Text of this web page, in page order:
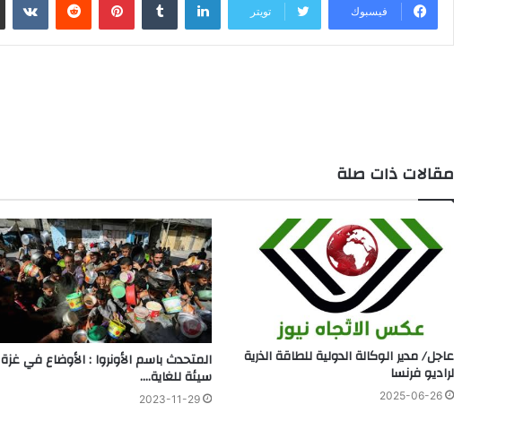
فيسبوك تويتر
مقالات ذات صلة
عاجل/ مدير الوكالة الدولية للطاقة الذرية
لراديو فرنسا
2025-06-26
المتحدث باسم الأونروا : الأوضاع في غزة
سيئة للغاية….
2023-11-29